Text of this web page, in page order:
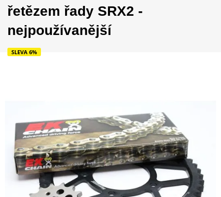
řetězem řady SRX2 -
nejpoužívanější
SLEVA 6%